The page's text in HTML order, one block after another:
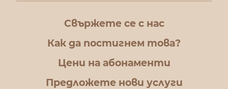
Свържете се с нас
Как да постигнем това?
Цени на абонаменти
Предложете нови услуги